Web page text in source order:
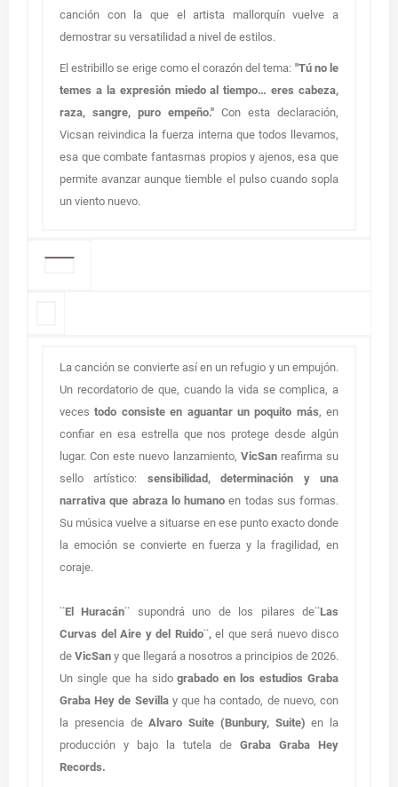
canción con la que el artista mallorquín vuelve a
demostrar su versatilidad a nivel de estilos.
El estribillo se erige como el corazón del tema: "Tú no le
temes a la expresión miedo al tiempo… eres cabeza,
raza, sangre, puro empeño." Con esta declaración,
Vicsan reivindica la fuerza interna que todos llevamos,
esa que combate fantasmas propios y ajenos, esa que
permite avanzar aunque tiemble el pulso cuando sopla
un viento nuevo.
La canción se convierte así en un refugio y un empujón.
Un recordatorio de que, cuando la vida se complica, a
vecestodo consiste en aguantar un poquito más, en
confiar en esa estrella que nos protege desde algún
lugar. Con este nuevo lanzamiento, VicSanreafirma su
sello artístico: sensibilidad, determinación y una
narrativa que abraza lo humano en todas sus formas.
Su música vuelve a situarse en ese punto exacto donde
la emoción se convierte en fuerza y la fragilidad, en
coraje.
¨El Huracán¨ supondrá uno de los pilares de¨Las
Curvas del Aire y del Ruido¨,el que será nuevo disco
de VicSan y que llegará a nosotros a principios de 2026.
Un single que ha sidograbado en los estudios Graba
Graba Hey de Sevillay que ha contado, de nuevo, con
la presencia deAlvaro Suite (Bunbury, Suite)en la
producción y bajo la tutela de Graba Graba Hey
Records.